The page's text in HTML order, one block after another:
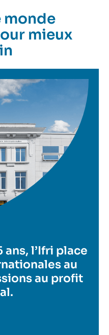
monde
mieux
l’Ifri place
au
au profit